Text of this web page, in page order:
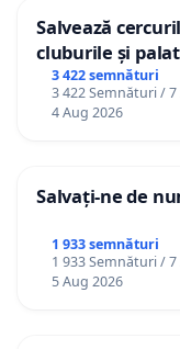
Salvează
cluburile și
3 422 semnături
3 422 Semnături / 7
4 Aug 2026
Salvați-ne de
1 933 semnături
1 933 Semnături / 7
5 Aug 2026